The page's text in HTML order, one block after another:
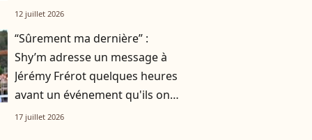
tout autre univers
12 juillet 2026
“Sûrement ma dernière” :
Shy’m adresse un message à
Jérémy Frérot quelques heures
avant un événement qu'ils ont
vécu ensemble
17 juillet 2026